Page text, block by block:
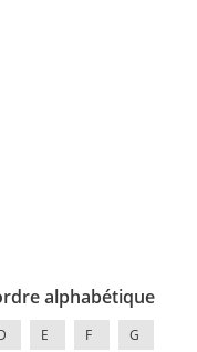
alphabétique
E F G